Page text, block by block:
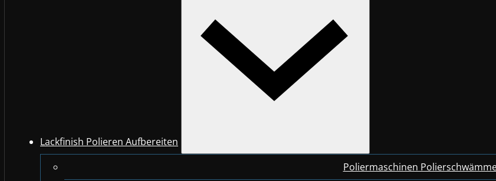
Lackfinish Polieren Aufbereiten
Poliermaschinen